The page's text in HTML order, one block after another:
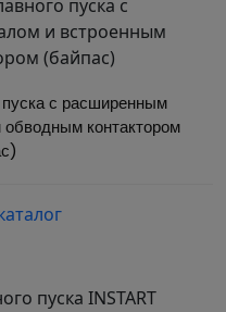
пуска с расширенным
контактором